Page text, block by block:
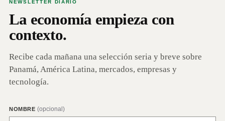
NEWSLETTER DIARIO
La economía empieza con
contexto.
Recibe cada mañana una selección seria y breve sobre
Panamá, América Latina, mercados, empresas y
tecnología.
NOMBRE (opcional)